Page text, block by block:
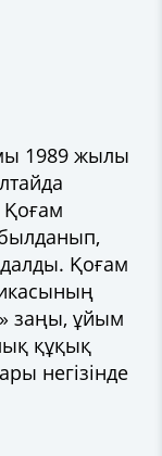
1989 жылы
Қоғам
заңы, ұйым
құқық
негізінде